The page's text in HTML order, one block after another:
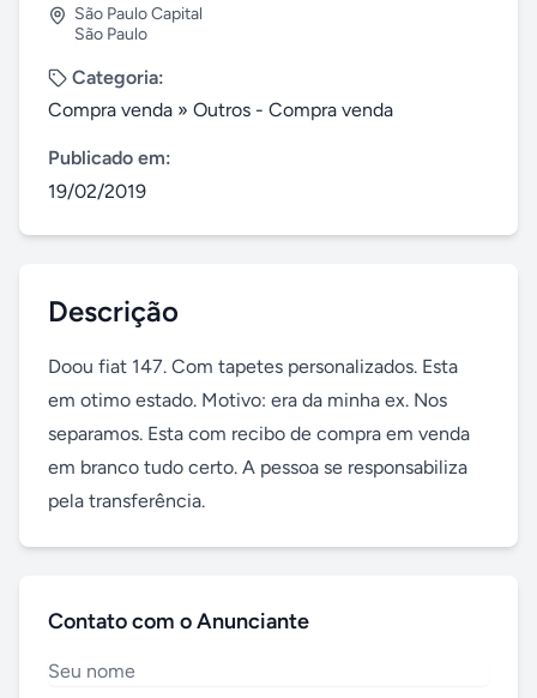
São Paulo Capital
São Paulo
Categoria:
Compra venda » Outros - Compra venda
Publicado em:
19/02/2019
Descrição
Doou fiat 147. Com tapetes personalizados. Esta
em otimo estado. Motivo: era da minha ex. Nos
separamos. Esta com recibo de compra em venda
em branco tudo certo. A pessoa se responsabiliza
pela transferência.
Contato com o Anunciante